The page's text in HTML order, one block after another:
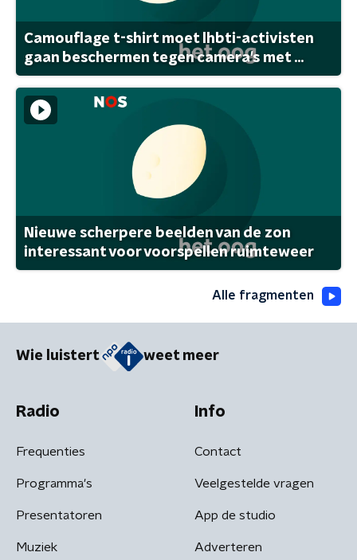
Camouflage t-shirt moet lhbti-activisten
gaan beschermen tegen camera's met ...
Nieuwe scherpere beelden van de zon
interessant voor voorspellen ruimteweer
Alle fragmenten
Wie luistert weet meer
Radio
Frequenties
Programma's
Presentatoren
Muziek
Info
Contact
Veelgestelde vragen
App de studio
Adverteren